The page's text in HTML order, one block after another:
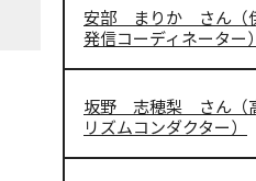
安部 まりか さん（
発信コーディネーター）
坂野 志穂梨 さん（
リズムコンダクター）